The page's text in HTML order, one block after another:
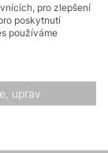
pro zlepšení
poskytnutí
používáme
uprav